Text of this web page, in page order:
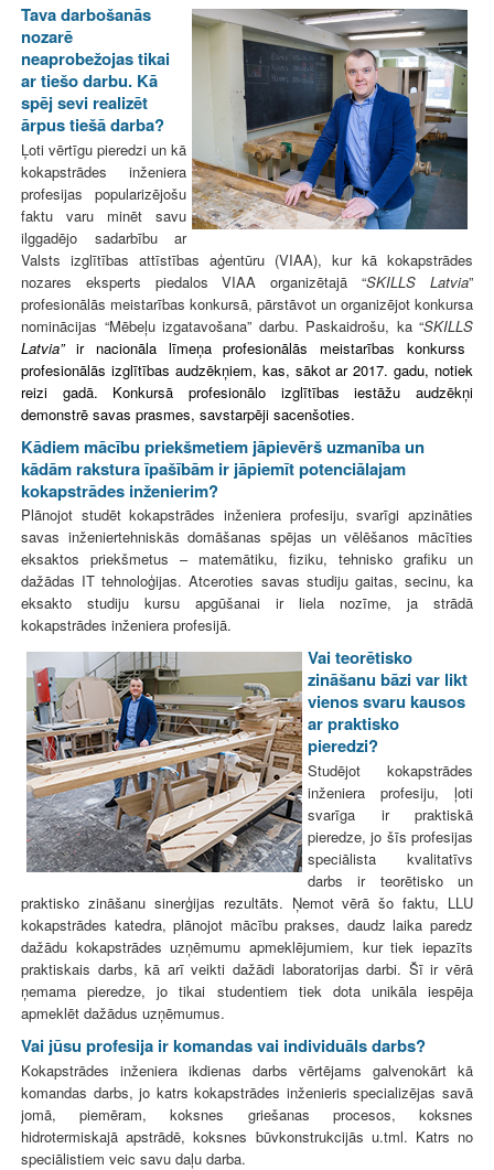
Tava darbošanās
nozarē
neaprobežojas tikai
ar tiešo darbu. Kā
spēj sevi realizēt
ārpus tiešā darba?
Ļoti vērtīgu pieredzi un kā
kokapstrādes inženiera
profesijas popularizējošu
faktu varu minēt savu
ilggadējo sadarbību ar
Valsts izglītības attīstības aģentūru (VIAA), kur kā kokapstrādes
nozares eksperts piedalos VIAA organizētajā “SKILLS Latvia”
profesionālās meistarības konkursā, pārstāvot un organizējot konkursa
nominācijas “Mēbeļu izgatavošana” darbu. Paskaidrošu, ka “SKILLS
Latvia” ir nacionāla līmeņa profesionālās meistarības konkurss
profesionālās izglītības audzēkņiem, kas, sākot ar 2017. gadu, notiek
reizi gadā. Konkursā profesionālo izglītības iestāžu audzēkņi
demonstrē savas prasmes, savstarpēji sacenšoties.
Kādiem mācību priekšmetiem jāpievērš uzmanība un
kādām rakstura īpašībām ir jāpiemīt potenciālajam
kokapstrādes inženierim?
Plānojot studēt kokapstrādes inženiera profesiju, svarīgi apzināties
savas inženiertehniskās domāšanas spējas un vēlēšanos mācīties
eksaktos priekšmetus – matemātiku, fiziku, tehnisko grafiku un
dažādas IT tehnoloģijas. Atceroties savas studiju gaitas, secinu, ka
eksakto studiju kursu apgūšanai ir liela nozīme, ja strādā
kokapstrādes inženiera profesijā.
Vai teorētisko
zināšanu bāzi var likt
vienos svaru kausos
ar praktisko
pieredzi?
Studējot kokapstrādes
inženiera profesiju, ļoti
svarīga ir praktiskā
pieredze, jo šīs profesijas
speciālista kvalitatīvs
darbs ir teorētisko un
praktisko zināšanu sinerģijas rezultāts. Ņemot vērā šo faktu, LLU
kokapstrādes katedra, plānojot mācību prakses, daudz laika paredz
dažādu kokapstrādes uzņēmumu apmeklējumiem, kur tiek iepazīts
praktiskais darbs, kā arī veikti dažādi laboratorijas darbi. Šī ir vērā
ņemama pieredze, jo tikai studentiem tiek dota unikāla iespēja
apmeklēt dažādus uzņēmumus.
Vai jūsu profesija ir komandas vai individuāls darbs?
Kokapstrādes inženiera ikdienas darbs vērtējams galvenokārt kā
komandas darbs, jo katrs kokapstrādes inženieris specializējas savā
jomā, piemēram, koksnes griešanas procesos, koksnes
hidrotermiskajā apstrādē, koksnes būvkonstrukcijās u.tml. Katrs no
speciālistiem veic savu daļu darba.